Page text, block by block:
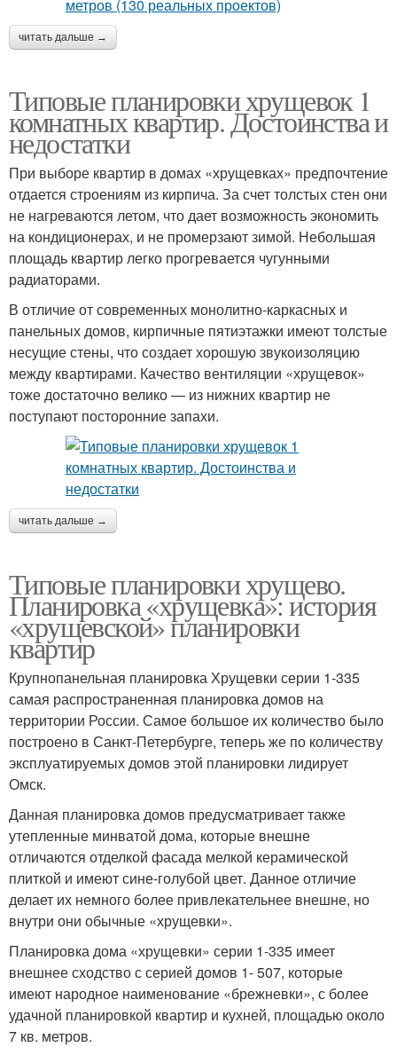
читать дальше →
Типовые планировки хрущевок 1
комнатных квартир. Достоинства и
недостатки
При выборе квартир в домах «хрущевках» предпочтение
отдается строениям из кирпича. За счет толстых стен они
не нагреваются летом, что дает возможность экономить
на кондиционерах, и не промерзают зимой. Небольшая
площадь квартир легко прогревается чугунными
радиаторами.
В отличие от современных монолитно-каркасных и
панельных домов, кирпичные пятиэтажки имеют толстые
несущие стены, что создает хорошую звукоизоляцию
между квартирами. Качество вентиляции «хрущевок»
тоже достаточно велико — из нижних квартир не
поступают посторонние запахи.
читать дальше →
Типовые планировки хрущево.
Планировка «хрущевка»: история
«хрущевской» планировки
квартир
Крупнопанельная планировка Хрущевки серии 1-335
самая распространенная планировка домов на
территории России. Самое большое их количество было
построено в Санкт-Петербурге, теперь же по количеству
эксплуатируемых домов этой планировки лидирует
Омск.
Данная планировка домов предусматривает также
утепленные минватой дома, которые внешне
отличаются отделкой фасада мелкой керамической
плиткой и имеют сине-голубой цвет. Данное отличие
делает их немного более привлекательнее внешне, но
внутри они обычные «хрущевки».
Планировка дома «хрущевки» серии 1-335 имеет
внешнее сходство с серией домов 1- 507, которые
имеют народное наименование «брежневки», с более
удачной планировкой квартир и кухней, площадью около
7 кв. метров.